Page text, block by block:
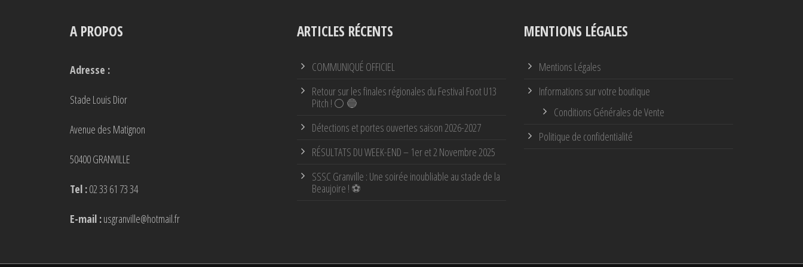
A PROPOS
Adresse :
Stade Louis Dior
Avenue des Matignon
50400 GRANVILLE
Tel :02 33 61 73 34
E-mail :usgranville@hotmail.fr
ARTICLES RÉCENTS
COMMUNIQUÉ OFFICIEL
Retour sur les finales régionales du Festival Foot U13
Pitch ! ⚪ 🔵
Détections et portes ouvertes saison 2026-2027
RÉSULTATS DU WEEK-END – 1er et 2 Novembre 2025
SSSC Granville : Une soirée inoubliable au stade de la
Beaujoire ! ⚽
MENTIONS LÉGALES
Mentions Légales
Informations sur votre boutique
Conditions Générales de Vente
Politique de confidentialité